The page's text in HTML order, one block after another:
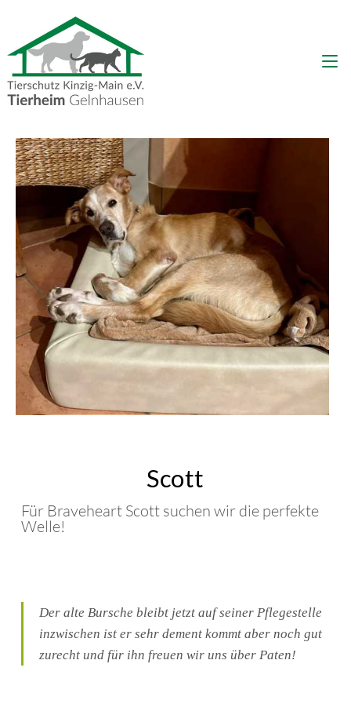
Scott
Für Braveheart Scott suchen wir die perfekte
Welle!
Der alte Bursche bleibt jetzt auf seiner Pflegestelle
inzwischen ist er sehr dement kommt aber noch gut
zurecht und für ihn freuen wir uns über Paten!